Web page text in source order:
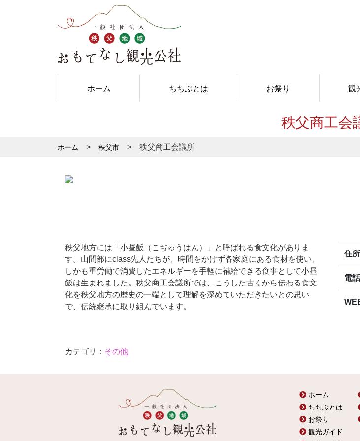
ホーム ちちぶとは お祭り 観
秩父商工会
ホーム 秩父市 秩父商工会議所
秩父地方には「小昼飯（こぢゅうはん）」と呼ばれる食文化がありま
す。山間部にclass先人たちが、時間をかけず各家庭にある食材を使い、
しかも重労働で消費したエネルギーを手軽に補給できる食事として小昼
飯は生まれました。秩父商工会議所では、こうした古くから伝わる食文
化を秩父地方の歴史の一端として理解を深めていただきたいとの思い
で、伝統継承に取り組んでいます。
住所
電
カテゴリ： その他
ホーム
ちちぶとは
お祭り
観光ガイド